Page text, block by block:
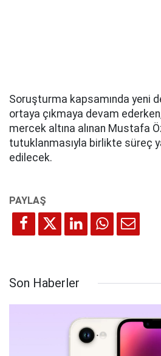
Soruşturma kapsamında yeni
ortaya çıkmaya devam
mercek altına alınan Mustafa
tutuklanmasıyla birlikte süreç
edilecek.
Son Haberler